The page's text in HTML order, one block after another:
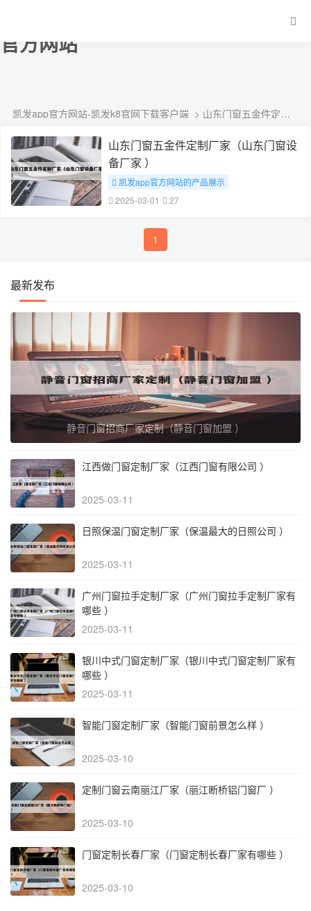
山东门窗五金件定制厂家-凯发app
官方网站
凯发app官方网站-凯发k8官网下载客户端 > 山东门窗五金件定制厂家
山东门窗五金件定制厂家（山东门窗设
备厂家 ）
凯发app官方网站的产品展示
# 山东门窗五金件定制厂家
2025-03-01 27
1
最新发布
静音门窗招商厂家定制（静音门窗加盟 ）
江西做门窗定制厂家（江西门窗有限公司 ）
2025-03-11
日照保温门窗定制厂家（保温最大的日照公司 ）
2025-03-11
广州门窗拉手定制厂家（广州门窗拉手定制厂家有
哪些 ）
2025-03-11
银川中式门窗定制厂家（银川中式门窗定制厂家有
哪些 ）
2025-03-11
智能门窗定制厂家（智能门窗前景怎么样 ）
2025-03-10
定制门窗云南丽江厂家（丽江断桥铝门窗厂 ）
2025-03-10
门窗定制长春厂家（门窗定制长春厂家有哪些 ）
2025-03-10